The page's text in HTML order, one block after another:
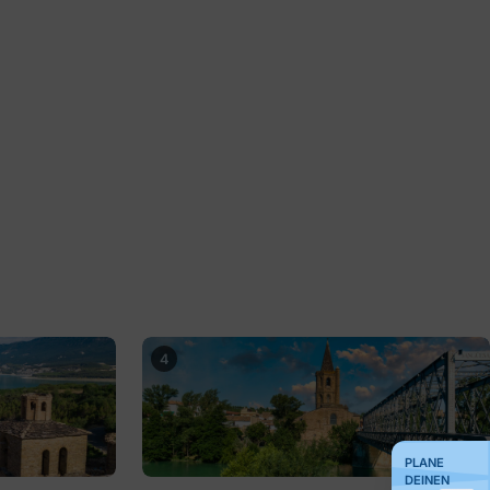
PLANE
DEINEN
4